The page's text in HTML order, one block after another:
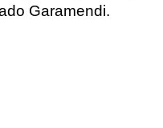
Garamendi.